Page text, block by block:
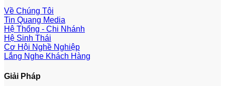
Về Chúng Tôi
Tin Quang Media
Hệ Thống - Chi Nhánh
Hệ Sinh Thái
Cơ Hội Nghề Nghiệp
Lắng Nghe Khách Hàng
Giải Pháp